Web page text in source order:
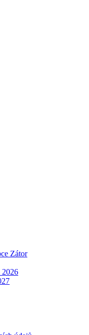
Zátor
2026